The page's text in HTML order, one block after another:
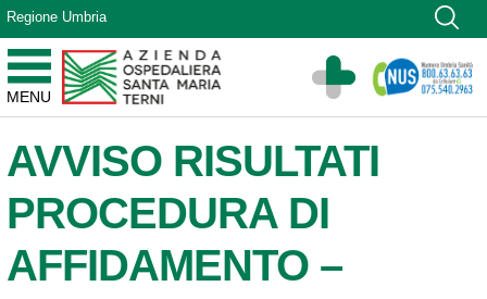
Vai ai contenuti
Vai al menu di navigazione
Vai al footer
Regione Umbria
MENU
Azienda Ospedaliera Santa Maria di Terni
Sito Istituzionale
AVVISO RISULTATI
PROCEDURA DI
AFFIDAMENTO –